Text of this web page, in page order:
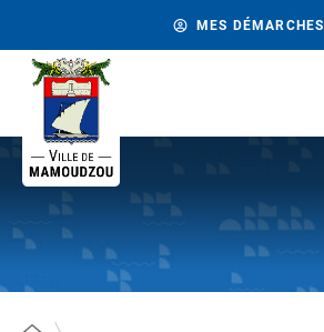
MES DÉMARCHES